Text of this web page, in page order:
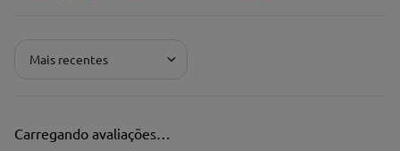
Mais recentes
Carregando avaliações…